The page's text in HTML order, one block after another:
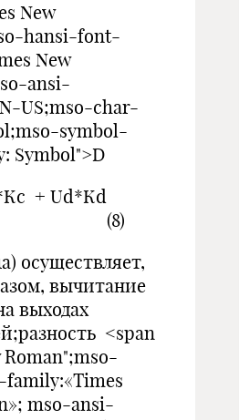
New
hansi-font-
New
ansi-
US;mso-char-
symbol-
Symbol">D
+ Ud*Кd
осуществляет,
вычитание
выходах
<span
Roman";mso-
mso-ansi-